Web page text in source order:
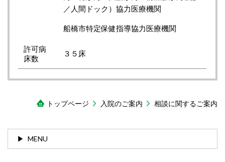
／人間ドック）協力医療機関
船橋市特定保健指導協力医療機関
許可病
床数
３５床
トップページ 入院のご案内 相談に関するご案内
MENU